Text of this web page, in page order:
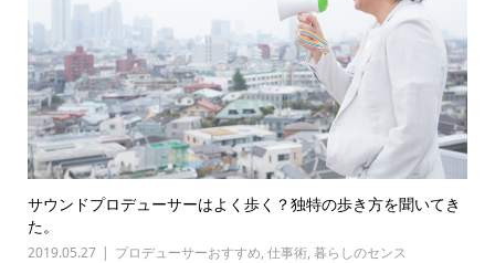
サウンドプロデューサーはよく歩く？独特の歩き方を聞いてき
た。
2019.05.27 プロデューサーおすすめ, 仕事術, 暮らしのセンス